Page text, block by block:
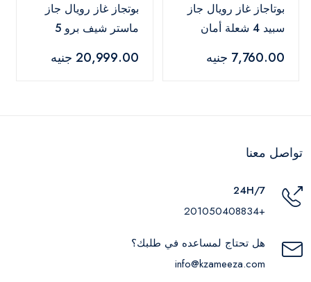
بوتاجاز غاز رويال جاز
سبيد 4 شعلة أمان
7,760.00 جنيه
بوتجاز غاز رويال جاز
ماستر شيف برو 5
ستيل - R-2010300
20,999.00 جنيه
تواصل معنا
24H/7
+201050408834
هل تحتاج لمساعده في طلبك؟
info@kzameeza.com